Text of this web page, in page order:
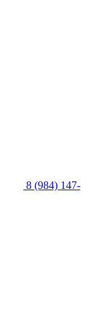
8 (984) 147-